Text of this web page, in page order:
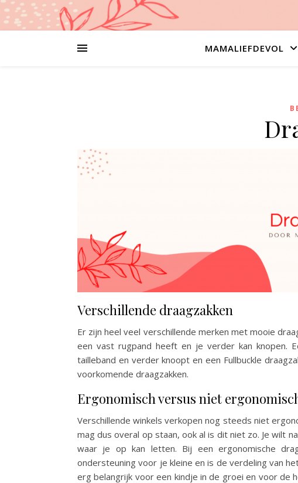
MAMALIEFDEVOL
Verschillende draagzakken
Er zijn heel veel verschillende merken met mooie
een vast rugpand heeft en je verder kan knopen.
tailleband en verder knoopt en een Fullbuckle
voorkomende draagzakken.
Ergonomisch versus niet
Verschillende winkels verkopen nog steeds niet
mag dus overal op staan, ook al is dit niet zo. Je wilt
waar je op kan letten. Bij een ergonomische
ondersteuning voor je kleine en is de verdeling van
erg belangrijk voor een kindje in de groei en voor